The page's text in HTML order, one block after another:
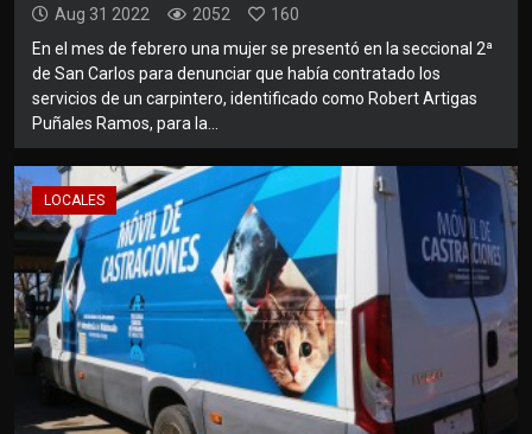
Aug 31 2022 2052
160
En el mes de febrero una mujer se presentó en la seccional 2ª
de San Carlos para denunciar que había contratado los
servicios de un carpintero, identificado como Robert Artigas
Puñales Ramos, para la...
LOCALES